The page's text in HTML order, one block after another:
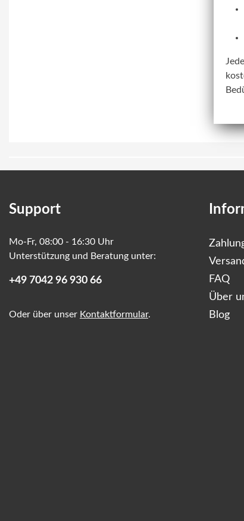
Support
Mo-Fr, 08:00 - 16:30 Uhr
Unterstützung und Beratung unter:
+49 7042 96 930 66
Oder über unser Kontaktformular.
FAQ
Über
Blog